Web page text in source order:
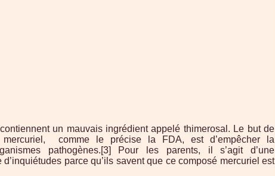
un mauvais ingrédient appelé thimerosal. Le but de
comme le précise la FDA, est d’empêcher la
pathogènes.[3] Pour les parents, il s’agit d’une
d’inquiétudes parce qu’ils savent que ce composé mercuriel est